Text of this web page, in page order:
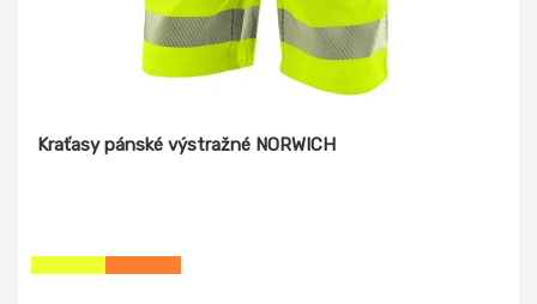
Kraťasy pánské výstražné NORWICH